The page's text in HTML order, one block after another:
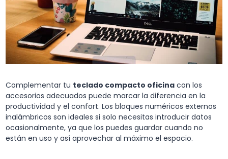
Complementar tu teclado compacto oficina con los
accesorios adecuados puede marcar la diferencia en la
productividad y el confort. Los bloques numéricos externos
inalámbricos son ideales si solo necesitas introducir datos
ocasionalmente, ya que los puedes guardar cuando no
están en uso y así aprovechar al máximo el espacio.